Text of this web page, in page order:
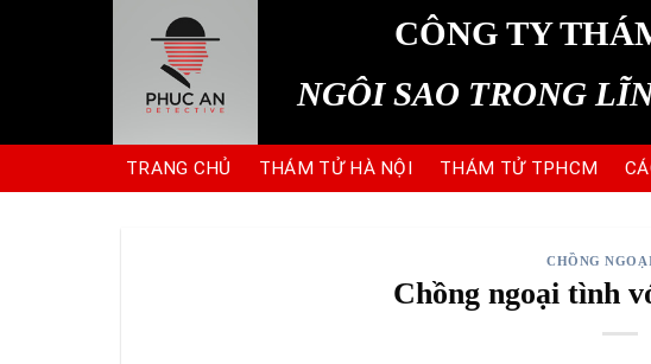
CÔNG TY
NGÔI SAO TRONG
TRANG CHỦ THÁM TỬ HÀ NỘI THÁM TỬ TPHCM
CHỒNG
Chồng ngoại tình